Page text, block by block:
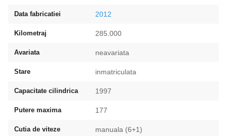
Data fabricatiei 2012
Kilometraj 285.000
Avariata neavariata
Stare inmatriculata
Capacitate cilindrica 1997
Putere maxima 177
Cutia de viteze manuala (6+1)